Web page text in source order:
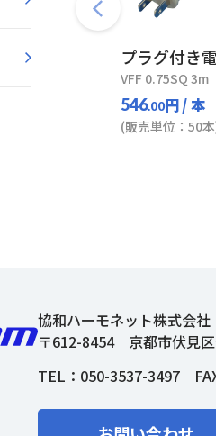
プラグ付き
VFF 0.75SQ 3m
546.00円/ 本
(販売単位：50
協和ハーモネット株式会社
〒612-8454 京都市伏見
TEL： 050-3537-3497